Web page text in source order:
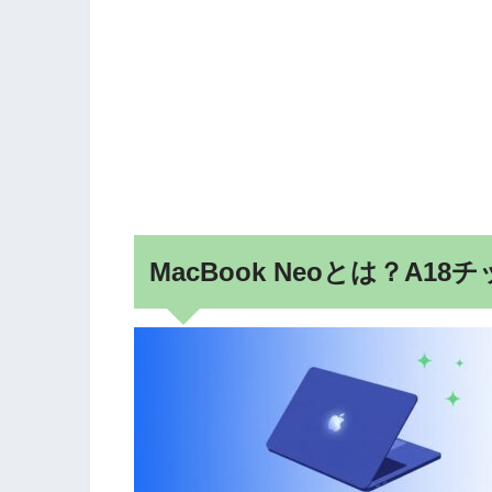
MacBook Neoとは？A18チ